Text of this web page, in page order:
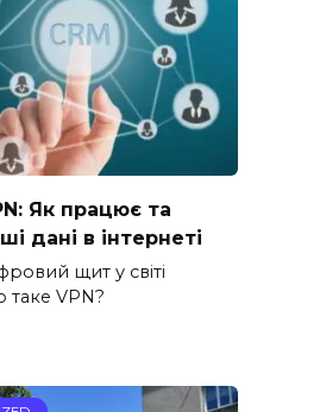
Як працює та
дані в інтернеті
щит у світі
таке VPN?